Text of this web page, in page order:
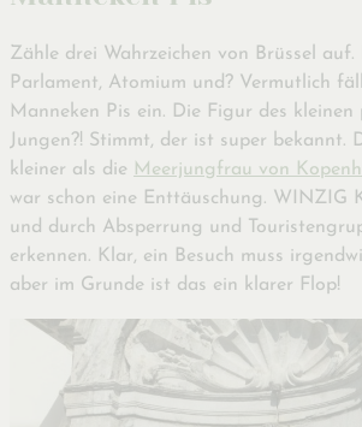
Zähle drei Wahrzeichen von Brüssel auf.
Parlament, Atomium und? Vermutlich
Manneken Pis ein. Die Figur des kleinen
Jungen?! Stimmt, der ist super bekannt.
kleiner als die Meerjungfrau von
war schon eine Enttäuschung. WINZIG
und durch Absperrung und
erkennen. Klar, ein Besuch muss
aber im Grunde ist das ein klarer Flop!